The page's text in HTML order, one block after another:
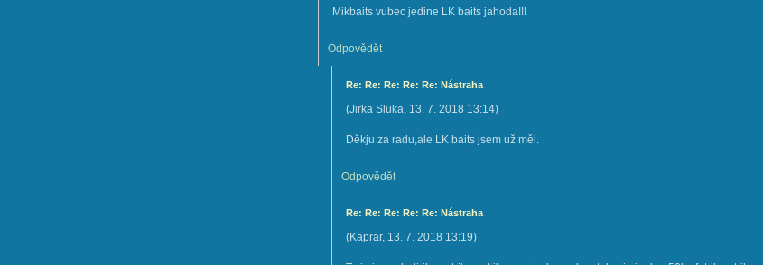
Mikbaits vubec jedine LK baits jahoda!!!
Odpovědět
Re: Re: Re: Re: Re: Nástraha
(Jirka Sluka, 13. 7. 2018 13:14)
Děkju za radu,ale LK baits jsem už měl.
Odpovědět
Re: Re: Re: Re: Re: Nástraha
(Kaprar, 13. 7. 2018 13:19)